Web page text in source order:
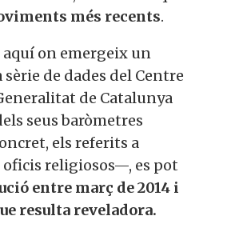
més recents.
on emergeix un
de dades del Centre
de Catalunya
seus baròmetres
els referits a
oficis religiosos—, es pot
entre març de 2014 i
resulta reveladora.